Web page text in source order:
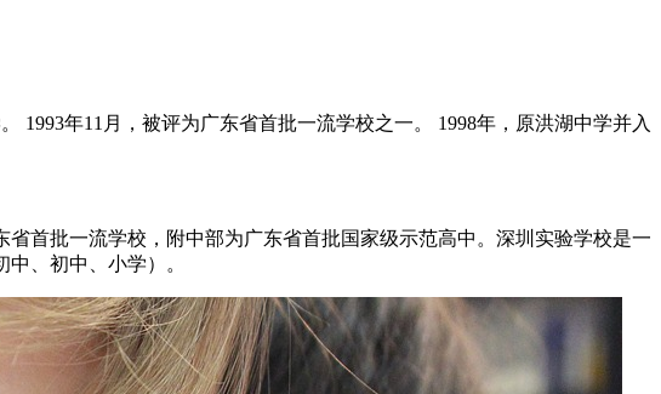
1993年11月，被评为广东省首批一流学校之一。 1998年，原洪湖中学并入
首批一流学校，附中部为广东省首批国家级示范高中。深圳实验学校是一
、初中、小学）。